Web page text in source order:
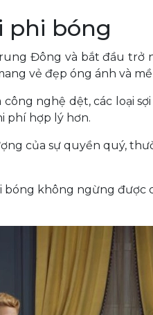
phi bóng
Đông và bắt đầu trở
vẻ đẹp óng ánh và
nghệ dệt, các loại
phí hợp lý hơn.
của sự quyền quý,
bóng không ngừng